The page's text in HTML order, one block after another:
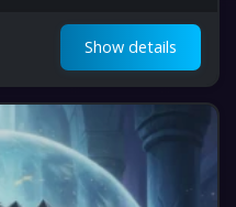
Show details